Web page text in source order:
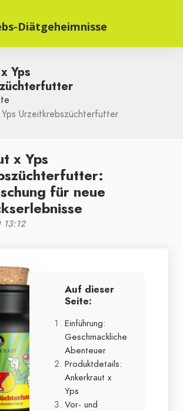
Diätgeheimnisse
Yps
Urzeitkrebszüchterfutter
x Yps
für neue
13:12
Auf dieser
Seite:
Einführung:
Geschmackliche
Abenteuer
Produktdetails:
Ankerkraut x
Yps
Vor- und